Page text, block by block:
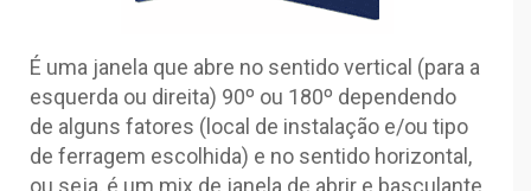
É uma janela que abre no sentido vertical (para a
esquerda ou direita) 90º ou 180º dependendo
de alguns fatores (local de instalação e/ou tipo
de ferragem escolhida) e no sentido horizontal,
ou seja, é um mix de janela de abrir e basculante